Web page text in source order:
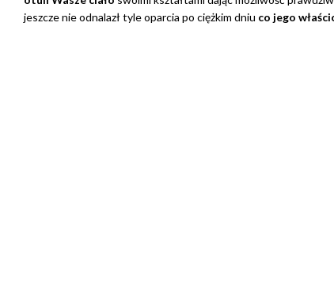
jeszcze nie odnalazł tyle oparcia po ciężkim dniu co jego